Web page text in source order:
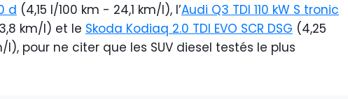
d (4,15 l/100 km - 24,1 km/l), l’Audi Q3 TDI 110 kW S tronic
km/l) et le Skoda Kodiaq 2.0 TDI EVO SCR DSG (4,25
l), pour ne citer que les SUV diesel testés le plus